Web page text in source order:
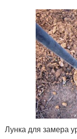
Лунка для замера